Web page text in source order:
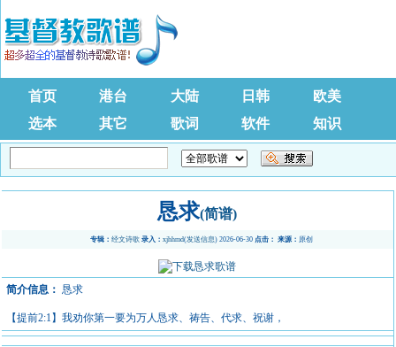
首页 港台 大陆 日韩
欧美
选本
其它 歌词 软件 知识
恳求(简谱)
专辑： 经文诗歌 录入： xjhhmd(发送信息) 2026-06-30点击： 来源： 原创
简介信息： 恳求
【提前2:1】我劝你第一要为万人恳求、祷告、代求、祝谢，